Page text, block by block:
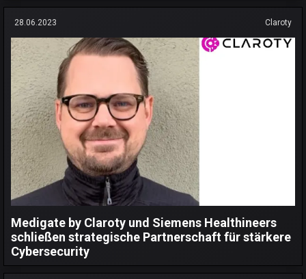
28.06.2023 Claroty
Medigate by Claroty und Siemens Healthineers
schließen strategische Partnerschaft für stärkere
Cybersecurity